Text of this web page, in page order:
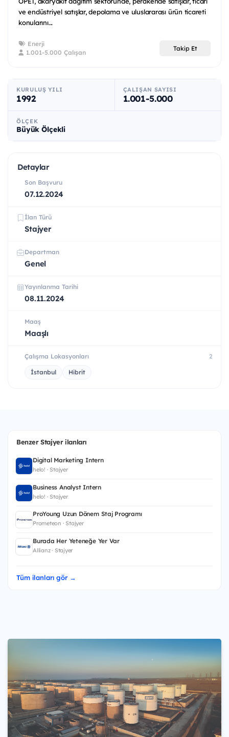
ve endüstriyel satışlar, depolama ve uluslararası ürün ticareti
konularını...
Enerji
1.001-5.000 Çalışan
Takip Et
KURULUŞ YILI
1992
ÇALIŞAN SAYISI
1.001-5.000
ÖLÇEK
Büyük Ölçekli
Detaylar
Son Başvuru
07.12.2024
İlan Türü
Stajyer
Departman
Genel
Yayınlanma Tarihi
08.11.2024
Maaş
Maaşlı
Çalışma Lokasyonları 2
İstanbul Hibrit
Benzer Stajyer ilanları
Digital Marketing Intern
helo! · Stajyer
Business Analyst Intern
helo! · Stajyer
ProYoung Uzun Dönem Staj Programı
Prometeon · Stajyer
Burada Her Yeteneğe Yer Var
Allianz · Stajyer
Tüm ilanları gör →